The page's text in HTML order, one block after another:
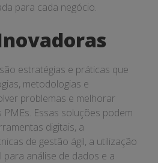
para cada negócio.
estratégias e práticas que
metodologias e
problemas e melhorar
Essas soluções podem
digitais, a
de gestão ágil, a utilização
para análise de dados e a